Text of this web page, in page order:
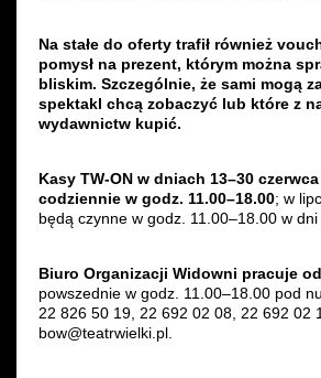
Na stałe do oferty trafił również
pomysł na prezent, którym można
bliskim. Szczególnie, że sami mogą
spektakl chcą zobaczyć lub które z
wydawnictw kupić.
Kasy TW-ON w dniach 13–30
codziennie w godz. 11.00–18.00; w
będą czynne w godz. 11.00–18.00 w
Biuro Organizacji Widowni pracuje
powszednie w godz. 11.00–18.00 pod
22 826 50 19, 22 692 02 08, 22 692 02
bow@teatrwielki.pl.